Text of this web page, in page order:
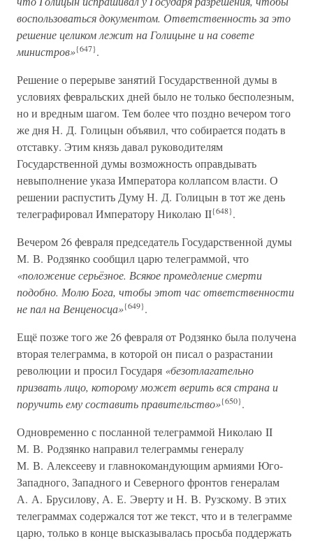
воспользоваться документом. Ответственность за это
решение целиком лежит на Голицыне и на совете
министров»{647}.
Решение о перерыве занятий Государственной думы в
условиях февральских дней было не только бесполезным,
но и вредным шагом. Тем более что поздно вечером того
же дня Н. Д. Голицын объявил, что собирается подать в
отставку. Этим князь давал руководителям
Государственной думы возможность оправдывать
невыполнение указа Императора коллапсом власти. О
решении распустить Думу Н. Д. Голицын в тот же день
телеграфировал Императору Николаю II{648}.
Вечером 26 февраля председатель Государственной думы
М. В. Родзянко сообщил царю телеграммой, что
«положение серьёзное. Всякое промедление смерти
подобно. Молю Бога, чтобы этот час ответственности
не пал на Венценосца»{649}.
Ещё позже того же 26 февраля от Родзянко была получена
вторая телеграмма, в которой он писал о разрастании
революции и просил Государя «безотлагательно
призвать лицо, которому может верить вся страна и
поручить ему составить правительство»{650}.
Одновременно с посланной телеграммой Николаю II
М. В. Родзянко направил телеграммы генералу
М. В. Алексееву и главнокомандующим армиями Юго-
Западного, Западного и Северного фронтов генералам
А. А. Брусилову, А. Е. Эверту и Н. В. Рузскому. В этих
телеграммах содержался тот же текст, что и в телеграмме
царю, только в конце высказывалась просьба поддержать